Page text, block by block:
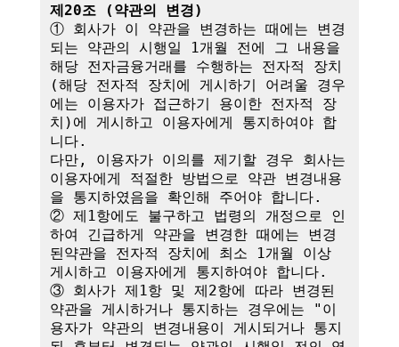
제20조 (약관의 변경)
① 회사가 이 약관을 변경하는 때에는 변경
되는 약관의 시행일 1개월 전에 그 내용을
해당 전자금융거래를 수행하는 전자적 장치
(해당 전자적 장치에 게시하기 어려울 경우
에는 이용자가 접근하기 용이한 전자적 장
치)에 게시하고 이용자에게 통지하여야 합
니다.
다만, 이용자가 이의를 제기할 경우 회사는
이용자에게 적절한 방법으로 약관 변경내용
을 통지하였음을 확인해 주어야 합니다.
② 제1항에도 불구하고 법령의 개정으로 인
하여 긴급하게 약관을 변경한 때에는 변경
된약관을 전자적 장치에 최소 1개월 이상
게시하고 이용자에게 통지하여야 합니다.
③ 회사가 제1항 및 제2항에 따라 변경된
약관을 게시하거나 통지하는 경우에는 "이
용자가 약관의 변경내용이 게시되거나 통지